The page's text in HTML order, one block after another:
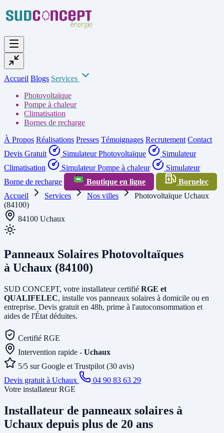
Accueil Blogs Services
Photovoltaïque
Pompe à chaleur
Climatisation
Bornes de recharge
À Propos Réalisations Presses Témoignages Recrutement Contact
Devis Gratuit
Simulateur Photovoltaïque
Simulateur
Climatisation
Simulateur Pompe à chaleur
Simulateur
Borne de recharge
Boutique en ligne
Bornelec
Accueil
Services Nos villes
Photovoltaïque Uchaux
(84100)
84100 Uchaux
Panneaux Solaires Photovoltaïques
à Uchaux (84100)
SUD CONCEPT, votre installateur certifié RGE et
QUALIFELEC, installe vos panneaux solaires à domicile ou en
entreprise. Devis gratuit en 48h, prime à l'autoconsommation et
aides de l'État déduites.
Certifié RGE
Intervention rapide - Uchaux
5/5 sur Google et Trustpilot (30 avis)
Devis gratuit à Uchaux
04 90 83 63 29
Votre installateur RGE
Installateur de panneaux solaires à
Uchaux depuis plus de 20 ans